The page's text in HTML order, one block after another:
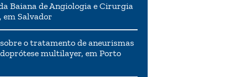
Baiana de Angiologia e Cirurgia
em Salvador
o tratamento de aneurismas
multilayer, em Porto